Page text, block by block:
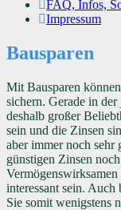
FAQ, Infos,
Impressum
Bausparen
Mit Bausparen
sichern. Gerade in
deshalb großer
sein und die Zinsen
aber immer noch sehr
günstigen Zinsen
interessant sein. Auch
Sie somit wenigstens